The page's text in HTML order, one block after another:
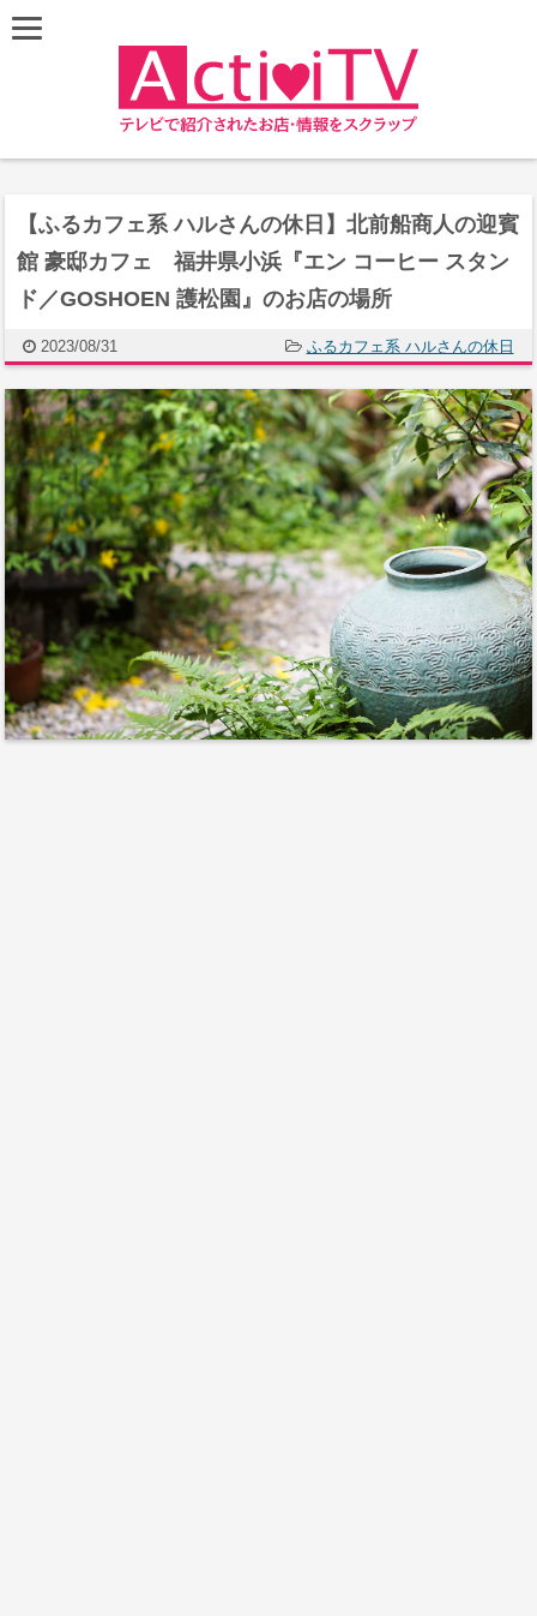
【ふるカフェ系 ハルさんの休日】北前船商人の迎賓
館 豪邸カフェ 福井県小浜『エン コーヒー スタン
ド／GOSHOEN 護松園』のお店の場所
2023/08/31 ふるカフェ系 ハルさんの休日